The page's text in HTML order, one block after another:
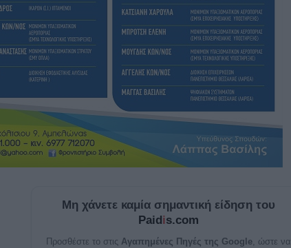
Μη χάνετε καμία σημαντική είδηση του
Paidis.com
Προσθέστε το στις Αγαπημένες Πηγές της Google, ώστε να